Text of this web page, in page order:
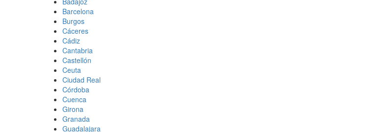
Barcelona
Burgos
Cáceres
Cádiz
Cantabria
Castellón
Ceuta
Ciudad Real
Córdoba
Cuenca
Girona
Granada
Guadalajara